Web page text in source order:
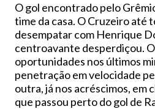
O gol encontrado pelo
time da casa. O Cruzeiro até
desempatar com Henrique
centroavante desperdiçou.
oportunidades nos últimos
penetração em velocidade
outra, já nos acréscimos, em
que passou perto do gol de